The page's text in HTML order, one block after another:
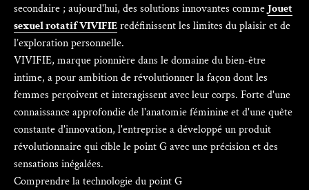
secondaire ; aujourd'hui, des solutions innovantes commeJouet
sexuel rotatif VIVIFIEredéfinissent les limites du plaisir et de
l’exploration personnelle.
VIVIFIE, marque pionnière dans le domaine du bien-être
intime, a pour ambition de révolutionner la façon dont les
femmes perçoivent et interagissent avec leur corps. Forte d'une
connaissance approfondie de l'anatomie féminine et d'une quête
constante d'innovation, l'entreprise a développé un produit
révolutionnaire qui cible le point G avec une précision et des
sensations inégalées.
Comprendre la technologie du point G